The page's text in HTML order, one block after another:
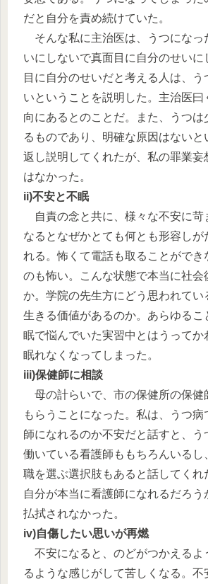
だと自分を責め続けていた。
そんな私に主治医は、うつになっ
いにしないで真面目に自分のせいに
目に自分のせいだと考える人は、う
いということを説明した。主治医曰
向にあるとのことだ。また、うつは
るものであり、明確な原因はないと
返し説明してくれたが、私の罪業妄
はなかった。
ii)不安と不眠
自責の念と共に、様々な不安に苛
なるとなぜかとても何とも形容しが
れる。怖くて電話も取ることができ
のも怖い。こんな状態で本当に社会
か。学院の先生方にどう思われてい
生きる価値があるのか。あらゆるこ
眠で悩んでいた実習中とはうってか
眠れなくなってしまった。
iii)保健師に相談
母の計らいで、市の保健所の保健
もらうことになった。私は、うつ
師になれるのか不安だと話すと、う
働いている看護師ももちろんいるし
職を選ぶ選択肢もあると話してくれ
自分が本当に看護師になれるだろう
払拭されなかった。
iv)自傷したい思いが再燃
不安になると、のどがつかえるよ
るような感じがして苦しくなる。不